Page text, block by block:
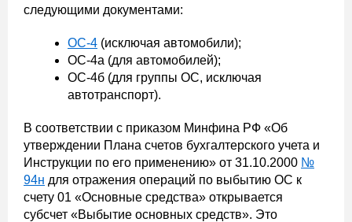
следующими документами:
ОС-4 (исключая автомобили);
ОС-4а (для автомобилей);
ОС-4б (для группы ОС, исключая
автотранспорт).
В соответствии с приказом Минфина РФ «Об
утверждении Плана счетов бухгалтерского учета и
Инструкции по его применению» от 31.10.2000 №
94н для отражения операций по выбытию ОС к
счету 01 «Основные средства» открывается
субсчет «Выбытие основных средств». Это